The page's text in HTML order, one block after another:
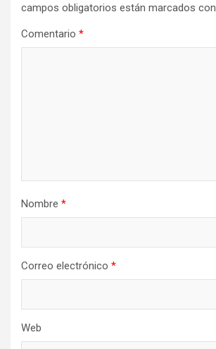
campos obligatorios están marcados con
Comentario *
Nombre *
Correo electrónico *
Web